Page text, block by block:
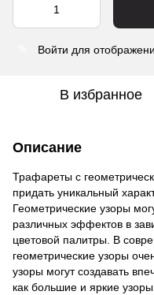
Войти для
В избранное
Описание
Трафареты с
придать уникальный
Геометрические узоры
различных эффектов в
цветовой палитры. В
геометрические узоры
узоры могут создавать
как большие и яркие